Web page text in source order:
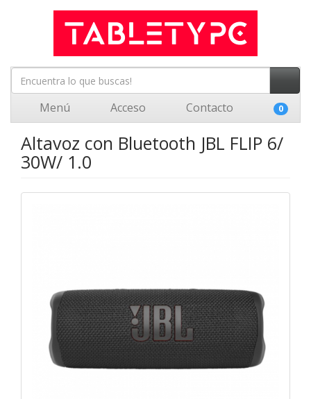
Menú Acceso Contacto 0
Altavoz con Bluetooth JBL FLIP 6/
30W/ 1.0